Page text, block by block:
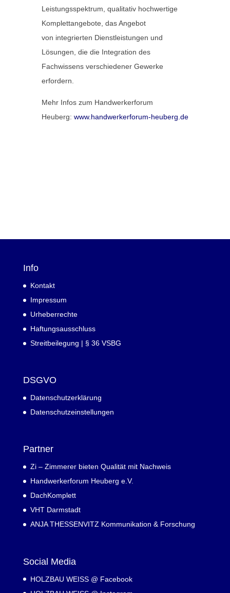
Leistungsspektrum, qualitativ hochwertige
Komplettangebote, das Angebot
von integrierten Dienstleistungen und
Lösungen, die die Integration des
Fachwissens verschiedener Gewerke
erfordern.
Mehr Infos zum Handwerkerforum
Heuberg: www.handwerkerforum-heuberg.de
Info
Kontakt
Impressum
Urheberrechte
Haftungsausschluss
Streitbeilegung | § 36 VSBG
DSGVO
Datenschutzerklärung
Datenschutzeinstellungen
Partner
Zi – Zimmerer bieten Qualität mit Nachweis
Handwerkerforum Heuberg e.V.
DachKomplett
VHT Darmstadt
ANJA THESSENVITZ Kommunikation & Forschung
Social Media
HOLZBAU WEISS @ Facebook